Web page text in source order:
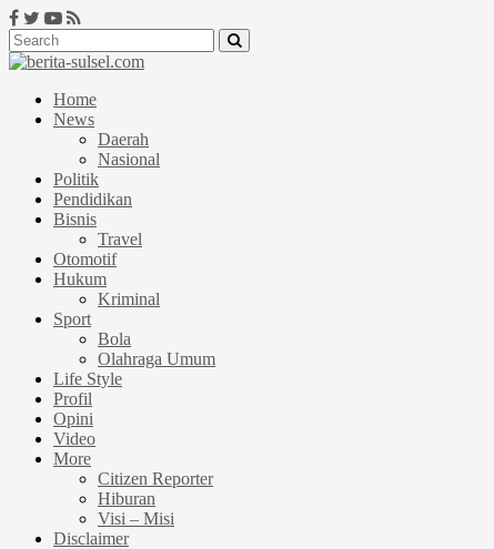
Home
News
Daerah
Nasional
Politik
Pendidikan
Bisnis
Travel
Otomotif
Hukum
Kriminal
Sport
Bola
Olahraga Umum
Life Style
Profil
Opini
Video
More
Citizen Reporter
Hiburan
Visi – Misi
Disclaimer